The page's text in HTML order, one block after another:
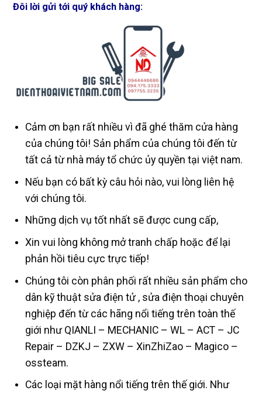
Đôi lời gửi tới quý khách hàng:
Cảm ơn bạn rất nhiều vì đã ghé thăm cửa hàng
của chúng tôi! Sản phẩm của chúng tôi đến từ
tất cả từ nhà máy tổ chức ủy quyền tại việt nam.
Nếu bạn có bất kỳ câu hỏi nào, vui lòng liên hệ
với chúng tôi.
Những dịch vụ tốt nhất sẽ được cung cấp,
Xin vui lòng không mở tranh chấp hoặc để lại
phản hồi tiêu cực trực tiếp!
Chúng tôi còn phân phối rất nhiều sản phẩm cho
dân kỹ thuật sửa điện tử , sửa điện thoại chuyên
nghiệp đến từ các hãng nổi tiếng trên toàn thế
giới như QIANLI – MECHANIC – WL – ACT – JC
Repair – DZKJ – ZXW – XinZhiZao – Magico –
ossteam.
Các loại mặt hàng nổi tiếng trên thế giới. Như